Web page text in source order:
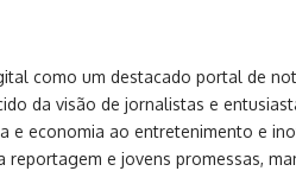
como um destacado portal de
da visão de jornalistas e
economia ao entretenimento e
reportagem e jovens promessas,